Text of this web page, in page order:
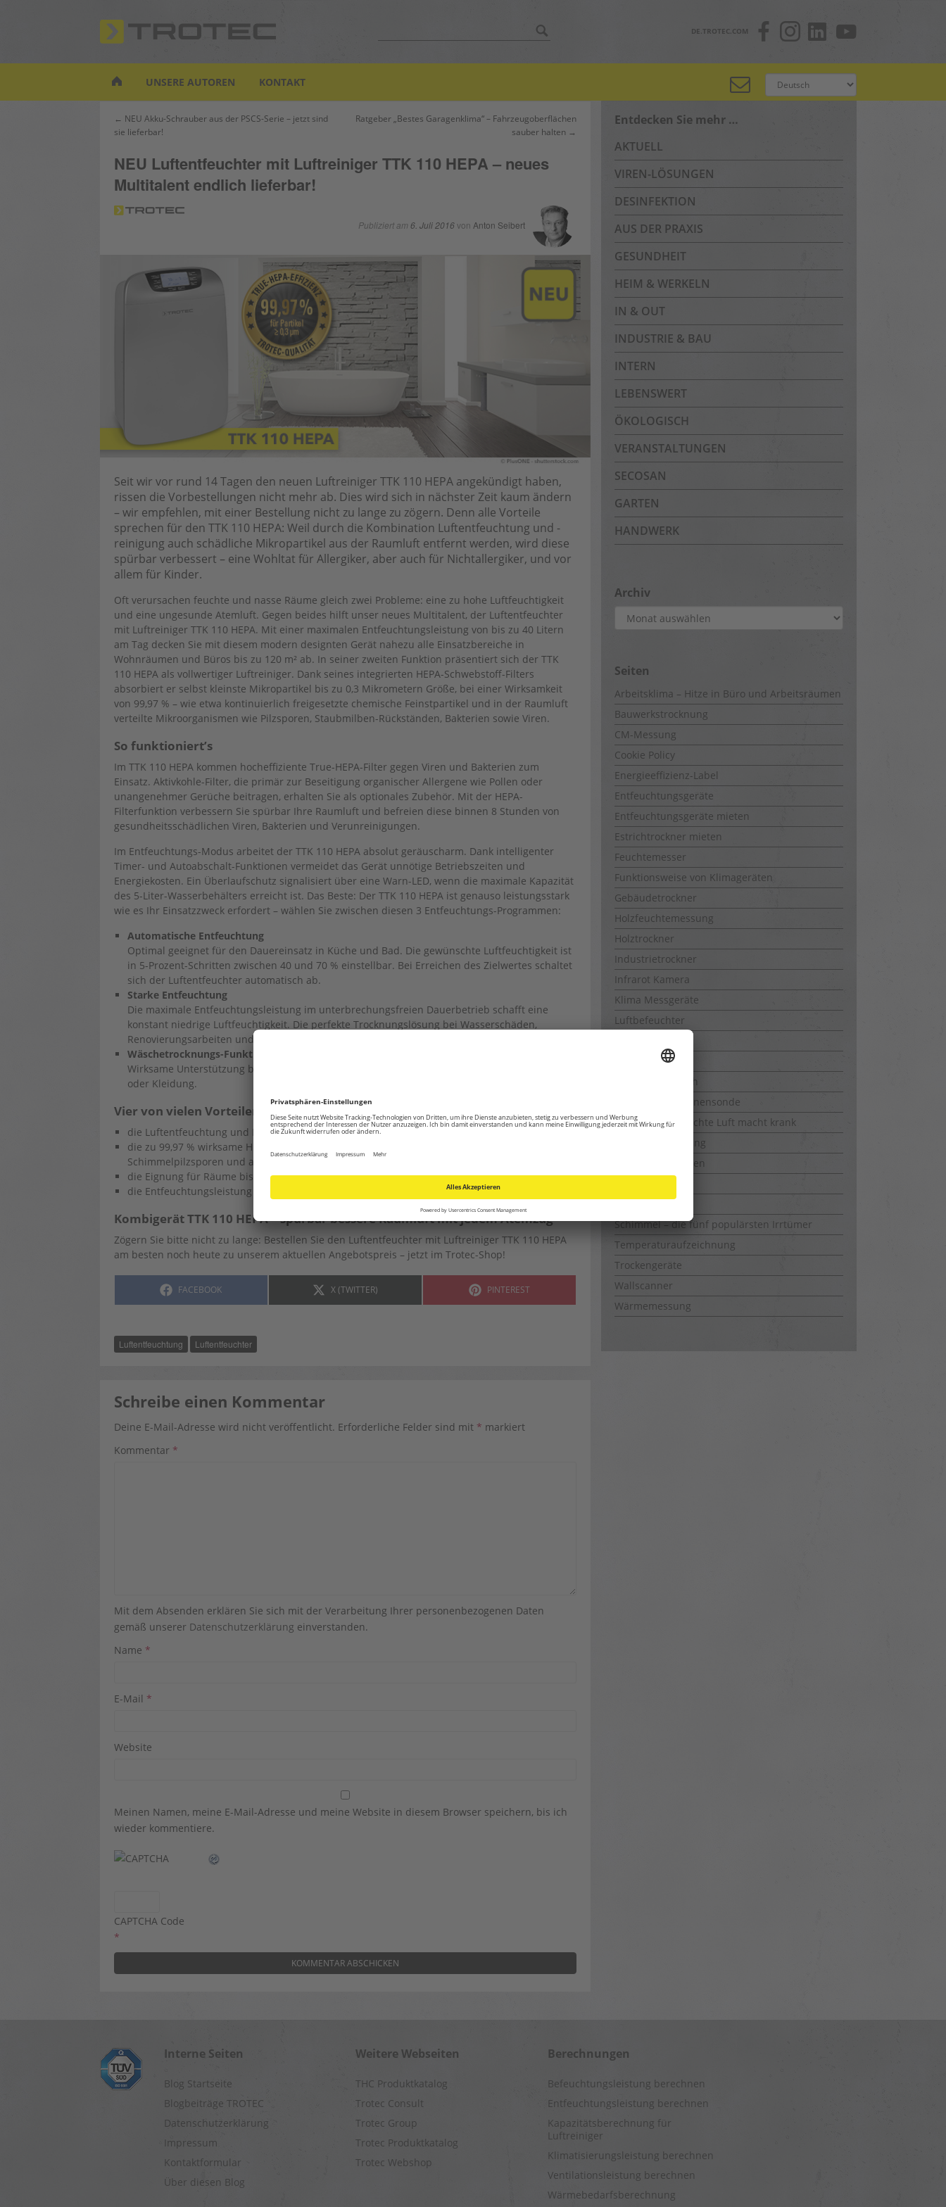
m
DE.TROTEC.COM
UNSERE AUTOREN KONTAKT
Beitrags-
Navigation
← NEU Akku-Schrauber aus der PSCS-Serie – jetzt sind
sie lieferbar!
Ratgeber „Bestes Garagenklima“ – Fahrzeugoberflächen
sauber halten →
NEU Luftentfeuchter mit Luftreiniger TTK 110 HEPA – neues
Multitalent endlich lieferbar!
Publiziert am 6. Juli 2016von Anton Seibert
Seit wir vor rund 14 Tagen den neuen Luftreiniger TTK 110 HEPA angekündigt haben,
rissen die Vorbestellungen nicht mehr ab. Dies wird sich in nächster Zeit kaum ändern
– wir empfehlen, mit einer Bestellung nicht zu lange zu zögern. Denn alle Vorteile
sprechen für den TTK 110 HEPA: Weil durch die Kombination Luftentfeuchtung und -
reinigung auch schädliche Mikropartikel aus der Raumluft entfernt werden, wird diese
spürbar verbessert – eine Wohltat für Allergiker, aber auch für Nichtallergiker, und vor
allem für Kinder.
Oft verursachen feuchte und nasse Räume gleich zwei Probleme: eine zu hohe Luftfeuchtigkeit
und eine ungesunde Atemluft. Gegen beides hilft unser neues Multitalent, der Luftentfeuchter
mit Luftreiniger TTK 110 HEPA. Mit einer maximalen Entfeuchtungsleistung von bis zu 40 Litern
am Tag decken Sie mit diesem modern designten Gerät nahezu alle Einsatzbereiche in
Wohnräumen und Büros bis zu 120 m² ab. In seiner zweiten Funktion präsentiert sich der TTK
110 HEPA als vollwertiger Luftreiniger. Dank seines integrierten HEPA-Schwebstoff-Filters
absorbiert er selbst kleinste Mikropartikel bis zu 0,3 Mikrometern Größe, bei einer Wirksamkeit
von 99,97 % – wie etwa kontinuierlich freigesetzte chemische Feinstpartikel und in der Raumluft
verteilte Mikroorganismen wie Pilzsporen, Staubmilben-Rückständen, Bakterien sowie Viren.
So funktioniert’s
Im TTK 110 HEPA kommen hocheffiziente True-HEPA-Filter gegen Viren und Bakterien zum
Einsatz. Aktivkohle-Filter, die primär zur Beseitigung organischer Allergene wie Pollen oder
unangenehmer Gerüche beitragen, erhalten Sie als optionales Zubehör. Mit der HEPA-
Filterfunktion verbessern Sie spürbar Ihre Raumluft und befreien diese binnen 8 Stunden von
gesundheitsschädlichen Viren, Bakterien und Verunreinigungen.
Im Entfeuchtungs-Modus arbeitet der TTK 110 HEPA absolut geräuscharm. Dank intelligenter
Timer- und Autoabschalt-Funktionen vermeidet das Gerät unnötige Betriebszeiten und
Energiekosten. Ein Überlaufschutz signalisiert über eine Warn-LED, wenn die maximale Kapazität
des 5-Liter-Wasserbehälters erreicht ist. Das Beste: Der TTK 110 HEPA ist genauso leistungsstark
wie es Ihr Einsatzzweck erfordert – wählen Sie zwischen diesen 3 Entfeuchtungs-Programmen:
Automatische Entfeuchtung
Optimal geeignet für den Dauereinsatz in Küche und Bad. Die gewünschte Luftfeuchtigkeit ist
in 5-Prozent-Schritten zwischen 40 und 70 % einstellbar. Bei Erreichen des Zielwertes schaltet
sich der Luftentfeuchter automatisch ab.
Starke Entfeuchtung
Die maximale Entfeuchtungsleistung im unterbrechungsfreien Dauerbetrieb schafft eine
konstant niedrige Luftfeuchtigkeit. Die perfekte Trocknungslösung bei Wasserschäden,
Renovierungsarbeiten und zur Bautrocknung.
Wäschetrocknungs-Funktion
Wirksame Unterstützung bei der schnelleren Trocknung von nassen Textilien wie Teppichen
oder Kleidung.
Vier von vielen Vorteilen, die mir besonders gefallen:
die Luftentfeuchtung und Luftreinigung in einem Kombigerät
die zu 99,97 % wirksame HEPA-Luftreinigung von Pollen, Staubmilbenrückständen,
Schimmelpilzsporen und anderen Allergenen
die Eignung für Räume bis 120 m² / 300 m³
die Entfeuchtungsleistung von bis zu 40 Litern in 24 Stunden
Kombigerät TTK 110 HEPA – spürbar bessere Raumluft mit jedem Atemzug
Zögern Sie bitte nicht zu lange: Bestellen Sie den Luftentfeuchter mit Luftreiniger TTK 110 HEPA
am besten noch heute zu unserem aktuellen Angebotspreis – jetzt im Trotec-Shop!
SHARE
FACEBOOK SHARE
ON
X (TWITTER) SHARE
PINTEREST
Luftentfeuchtung Luftentfeuchter
Schreibe einen Kommentar
Deine E-Mail-Adresse wird nicht veröffentlicht. Erforderliche Felder sind mit * markiert
Kommentar *
Mit dem Absenden erklären Sie sich mit der Verarbeitung Ihrer personenbezogenen Daten
gemäß unserer Datenschutzerklärung einverstanden.
Name *
E-Mail *
Website
Meinen Namen, meine E-Mail-Adresse und meine Website in diesem Browser speichern, bis ich
wieder kommentiere.
CAPTCHA Code
*
Entdecken Sie mehr …
AKTUELL
VIREN-LÖSUNGEN
DESINFEKTION
AUS DER PRAXIS
GESUNDHEIT
HEIM & WERKELN
IN & OUT
INDUSTRIE & BAU
INTERN
LEBENSWERT
ÖKOLOGISCH
VERANSTALTUNGEN
SECOSAN
GARTEN
HANDWERK
Archiv
Archiv
Seiten
Arbeitsklima – Hitze in Büro und Arbeitsräumen
Bauwerkstrocknung
CM-Messung
Cookie Policy
Energieeffizienz-Label
Entfeuchtungsgeräte
Entfeuchtungsgeräte mieten
Estrichtrockner mieten
Feuchtemesser
Funktionsweise von Klimageräten
Gebäudetrockner
Holzfeuchtemessung
Holztrockner
Industrietrockner
Infrarot Kamera
Klima Messgeräte
Luftbefeuchter
Lufttrocknung
Lüftungsschlauch
Messung Neutronensonde
Ratgeber – Schlechte Luft macht krank
Raumentfeuchtung
Raumklimaanlagen
Rohrkamera
Schimmel – die fünf populärsten Irrtümer
Temperaturaufzeichnung
Trockengeräte
Wallscanner
Wärmemessung
Interne Seiten
Blog Startseite
Blogbeiträge TROTEC
Datenschutzerklärung
Impressum
Kontaktformular
Über diesen Blog
Weitere Webseiten
THC Produktkatalog
Trotec Consult
Trotec Group
Trotec Produktkatalog
Trotec Webshop
Berechnungen
Befeuchtungsleistung berechnen
Entfeuchtungsleistung berechnen
Kapazitätsberechnung für
Luftreiniger
Klimatisierungsleistung berechnen
Ventilationsleistung berechnen
Wärmebedarfsberechnung